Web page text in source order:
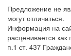
Предложение не
могут отличаться.
Информация на
расценивается
п.1 ст. 437